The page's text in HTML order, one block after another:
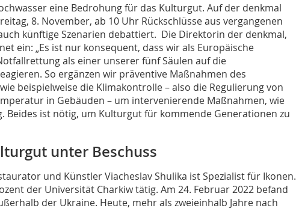
eine Bedrohung für das Kulturgut. Auf der denkmal
8. November, ab 10 Uhr Rückschlüsse aus vergangenen
künftige Szenarien debattiert. Die Direktorin der denkmal,
ein: „Es ist nur konsequent, dass wir als Europäische
als einer unserer fünf Säulen auf die
So ergänzen wir präventive Maßnahmen des
beispielweise die Klimakontrolle – also die Regulierung von
in Gebäuden – um intervenierende Maßnahmen, wie
Beides ist nötig, um Kulturgut für kommende Generationen zu
unter Beschuss
und Künstler Viacheslav Shulika ist Spezialist für Ikonen.
der Universität Charkiw tätig. Am 24. Februar 2022 befand
der Ukraine. Heute, mehr als zweieinhalb Jahre nach